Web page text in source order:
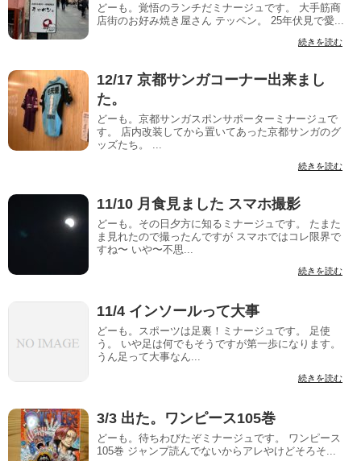
どーも。覚悟のランチだミナージュです。 大手筋商
店街のお好み焼き屋さん テッペン。 25年伏見で愛...
続きを読む
12/17 京都サンガコーナー出来まし
た。
どーも。京都サンガスポンサポーターミナージュで
す。 店内改装してから置いてあった京都サンガのグ
ッズたち。 ...
続きを読む
11/10 月食見ました スマホ撮影
どーも。その日夕方に知るミナージュです。 たまた
ま見れたので撮ったんですが スマホではコレ限界で
すね〜 いや〜不思...
続きを読む
11/4 インソールって大事
どーも。スポーツは足裏！ミナージュです。 足使
う。 いや足は何でもそうですが第一歩になります。
うん足って大事なん...
続きを読む
3/3 出た。ワンピース105巻
どーも。待ちわびたぞミナージュです。 ワンピース
105巻 ジャンプ読んでないからアレやけどそろそ...